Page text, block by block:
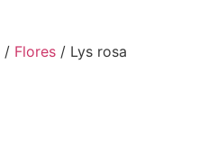
/ Flores / Lys rosa